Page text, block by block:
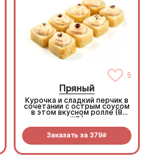
5
Пряный
Курочка и сладкий перчик в
сочетании с острым соусом
в этом вкусном ролле (8
шт.)
Заказать за 379R